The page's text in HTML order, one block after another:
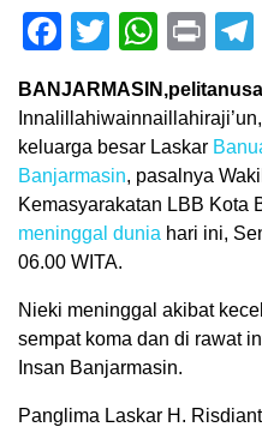
Facebook
TwitterPrint
keluarga besar Laskar
Banjarmasin, pasalnya
Kemasyarakatan LBB Kota
meninggal dunia hari ini,
06.00 WITA.
Nieki meninggal akibat
sempat koma dan di rawat
Insan Banjarmasin.
Panglima Laskar H.